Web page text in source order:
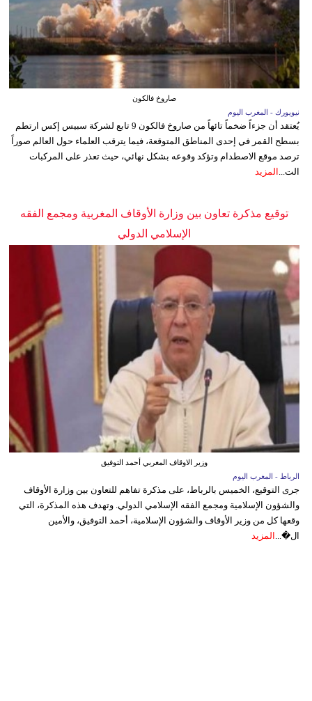
صاروخ فالكون
نيويورك - المغرب اليوم
يُعتقد أن جزءاً ضخماً تائهاً من صاروخ فالكون 9 تابع لشركة سبيس إكس ارتطم
بسطح القمر في إحدى المناطق المتوقعة، فيما يترقب العلماء حول العالم صوراً
ترصد موقع الاصطدام وتؤكد وقوعه بشكل نهائي، حيث تعذر على المركبات
الت...
المزيد
توقيع مذكرة تعاون بين وزارة الأوقاف المغربية ومجمع الفقه
الإسلامي الدولي
وزير الاوقاف المغربي أحمد التوفيق
الرباط - المغرب اليوم
جرى التوقيع، الخميس بالرباط، على مذكرة تفاهم للتعاون بين وزارة الأوقاف
والشؤون الإسلامية ومجمع الفقه الإسلامي الدولي. وتهدف هذه المذكرة، التي
وقعها كل من وزير الأوقاف والشؤون الإسلامية، أحمد التوفيق، والأمين
ال�... المزيد